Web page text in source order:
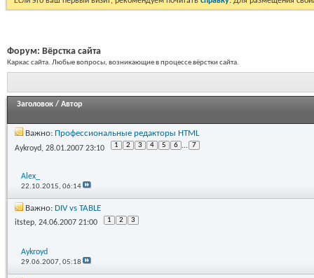
Форум: Вёрстка сайта
Каркас сайта. Любые вопросы, возникающие в процессе вёрстки сайта.
Заголовок / Автор
Важно: Профессиональные редакторы HTML
Aykroyd, 28.01.2007 23:10 1 2 3 4 5 6 ... 7
Alex_
22.10.2015,06:14
Важно: DIV vs TABLE
itstep, 24.06.2007 21:00 1 2 3
Aykroyd
29.06.2007,05:18